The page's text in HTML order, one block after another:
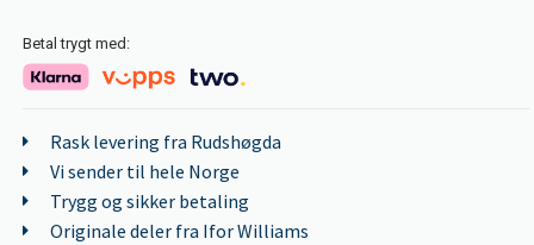
Betal trygt med:
Rask levering fra Rudshøgda
Vi sender til hele Norge
Trygg og sikker betaling
Originale deler fra Ifor Williams